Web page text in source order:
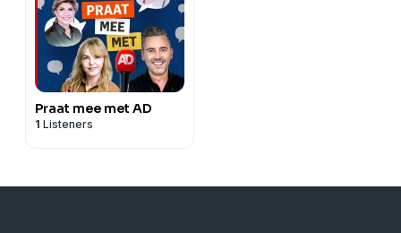
Praat mee met AD
1 Listeners